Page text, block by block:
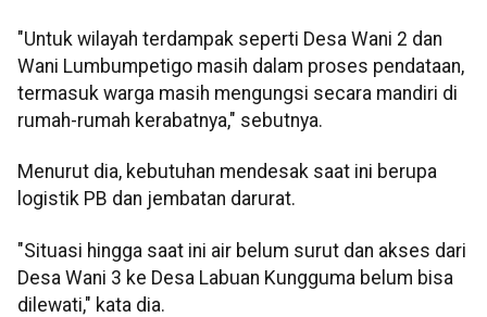
"Untuk wilayah terdampak seperti Desa Wani 2 dan
Wani Lumbumpetigo masih dalam proses pendataan,
termasuk warga masih mengungsi secara mandiri di
rumah-rumah kerabatnya," sebutnya.
Menurut dia, kebutuhan mendesak saat ini berupa
logistik PB dan jembatan darurat.
"Situasi hingga saat ini air belum surut dan akses dari
Desa Wani 3 ke Desa Labuan Kungguma belum bisa
dilewati," kata dia.